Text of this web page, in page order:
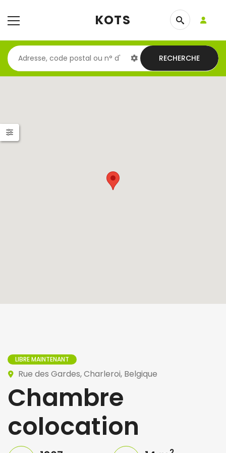
KOTS
RECHERCHE
LIBRE MAINTENANT
Rue des Gardes, Charleroi, Belgique
Chambre
colocation